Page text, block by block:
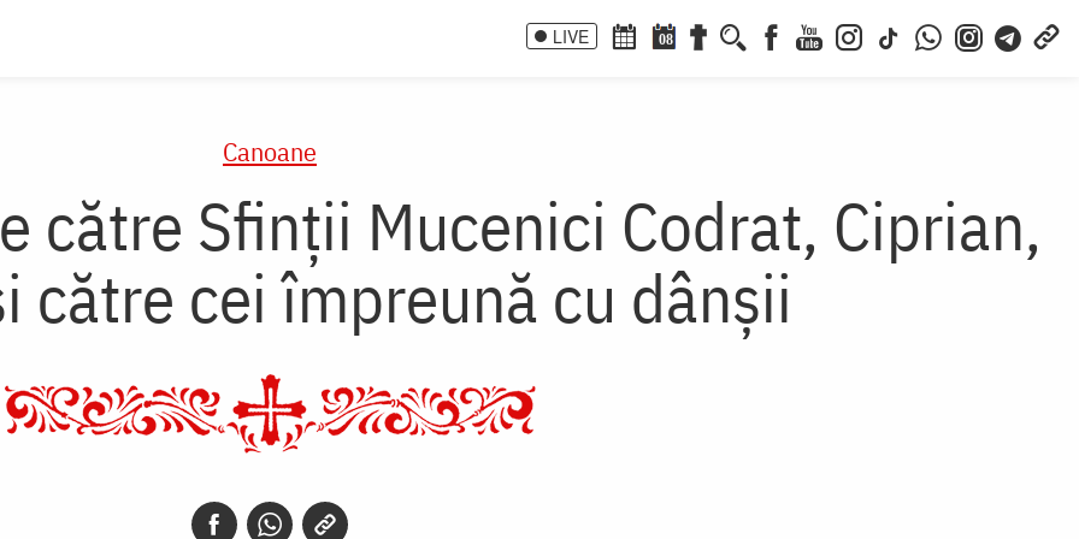
LIVE 08
Canoane
către Sfinţii Mucenici Codrat, Ciprian,
către cei împreună cu dânşii